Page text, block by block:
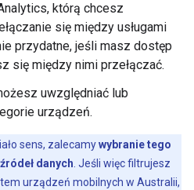
którą chcesz
się między usługami
przydatne, jeśli masz dostęp
się między nimi przełączać.
uwzględniać lub
urządzeń.
sens, zalecamywybranie tego
danych. Jeśli więc filtrujesz
urządzeń mobilnych w Australii,